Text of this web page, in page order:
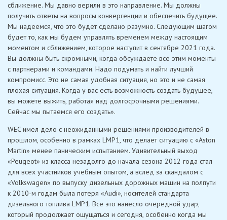
сближение. Мы давно верили в это направление. Мы должны
получить ответы на вопросы конвергенции и обеспечить будущее.
Мы надеемся, что это будет сделано разумно. Следующим шагом
будет то, как мы будем управлять временем между настоящим
моментом и сближением, которое наступит в сентябре 2021 года.
Вы должны быть скромными, когда обсуждаете все этим моменты
с партнерами и командами. Надо подумать и найти лучший
компромисс. Это не самая удобная ситуация, но это и не самая
плохая ситуация. Когда у вас есть возможность создать будущее,
вы можете выжить, работая над долгосрочными решениями.
Сейчас мы пытаемся его создать».
WEC имел дело с неожиданными решениями производителей в
прошлом, особенно в рамках LMP1, что делает ситуацию с «Aston
Martin» менее паническим испытанием. Удивительный выход
«Peugeot» из класса незадолго до начала сезона 2012 года стал
для всех участников учебным опытом, а вслед за скандалом с
«Volkswagen» по выпуску дизельных дорожных машин на полпути
к 2010-м годам была потеря «Audi», носителей стандарта
дизельного топлива LMP1. Все это нанесло очередной удар,
который продолжает ощущаться и сегодня, особенно когда мы